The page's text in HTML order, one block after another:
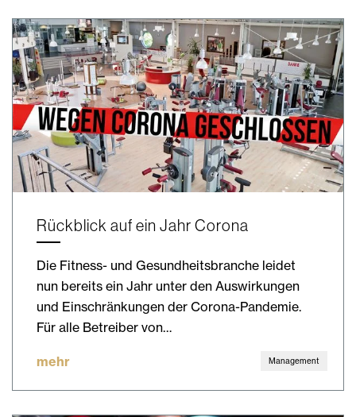
Rückblick auf ein Jahr Corona
Die Fitness- und Gesundheitsbranche leidet
nun bereits ein Jahr unter den Auswirkungen
und Einschränkungen der Corona-Pandemie.
Für alle Betreiber von…
mehr Management